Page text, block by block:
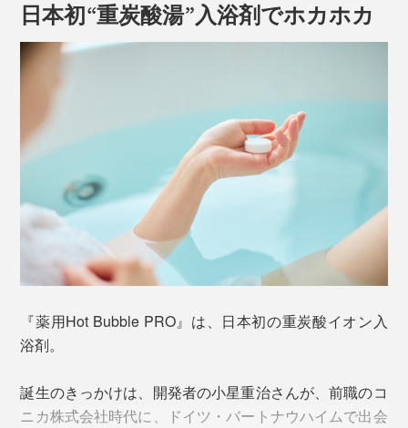
『薬用Hot Bubble PRO（ホットバブルプロ）』は、直
径3cmほどのタブレット入浴剤。お湯に入れるだけで、
おうちのお風呂が“重炭酸湯”になります。
「炭酸」と聞くと、お風呂に入れてブクブク泡立つ、炭
酸入浴剤が思い浮かぶと思いますが、『薬用Hot Bubble
PRO』は、まったくの別物です。
日本初“重炭酸湯”入浴剤でホカホカ
『薬用Hot Bubble PRO』は、日本初の重炭酸イオン入
浴剤。
誕生のきっかけは、開発者の小星重治さんが、前職のコ
ニカ株式会社時代に、ドイツ・バートナウハイムで出会